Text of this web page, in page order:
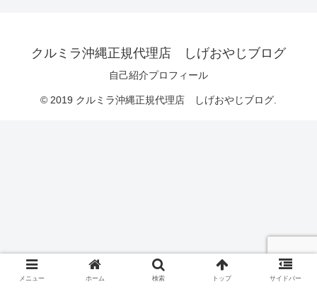
クルミラ沖縄正規代理店 しげおやじブログ
自己紹介プロフィール
© 2019 クルミラ沖縄正規代理店 しげおやじブログ.
メニュー ホーム 検索 トップ サイドバー